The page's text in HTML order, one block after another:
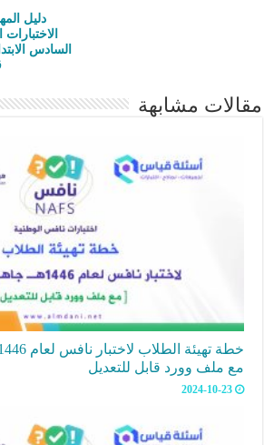
دليل
السادس
مقالات مشابهة
مع ملف وورد قابل للتعديل
2024-10-23